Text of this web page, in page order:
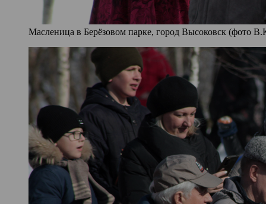
Масленица в Берёзовом парке, город Высоковск (фото